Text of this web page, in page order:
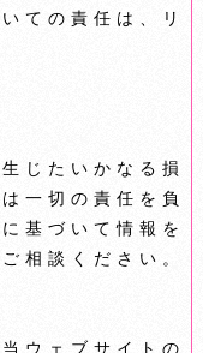
ての責任は、リ
じたいかなる損
一切の責任を負
基づいて情報を
相談ください。
ウェブサイトの